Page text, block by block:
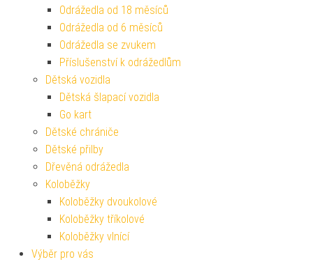
Odrážedla od 18 měsíců
Odrážedla od 6 měsíců
Odrážedla se zvukem
Příslušenství k odrážedlům
Dětská vozidla
Dětská šlapací vozidla
Go kart
Dětské chrániče
Dětské přilby
Dřevěná odrážedla
Koloběžky
Koloběžky dvoukolové
Koloběžky tříkolové
Koloběžky vlnící
Výběr pro vás